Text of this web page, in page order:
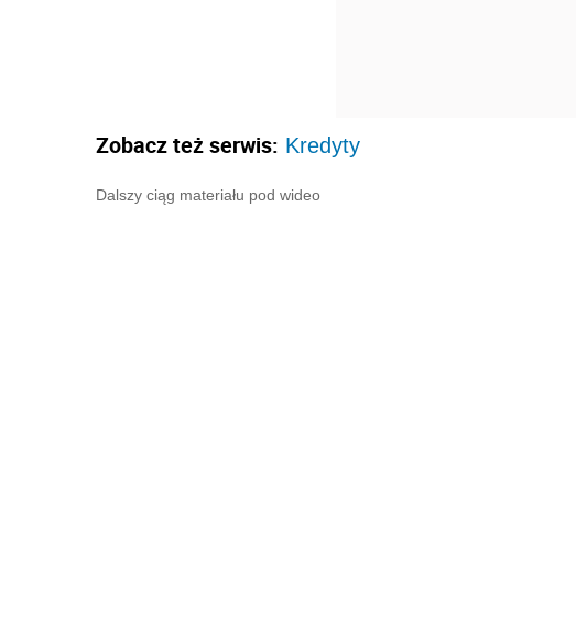
Zobacz też serwis: Kredyty
Dalszy ciąg materiału pod wideo